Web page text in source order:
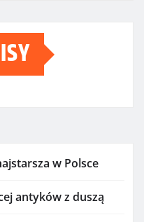
w Polsce
antyków z duszą